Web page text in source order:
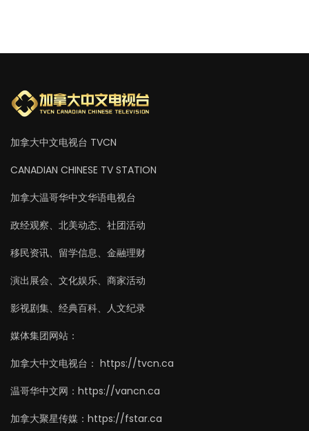
加拿大中文电视台 TVCN
CANADIAN CHINESE TV STATION
加拿大温哥华中文华语电视台
政经观察、北美动态、社团活动
移民资讯、留学信息、金融理财
演出展会、文化娱乐、商家活动
影视剧集、经典百科、人文纪录
媒体集团网站：
加拿大中文电视台： https://tvcn.ca
温哥华中文网：https://vancn.ca
加拿大聚星传媒：https://fstar.ca